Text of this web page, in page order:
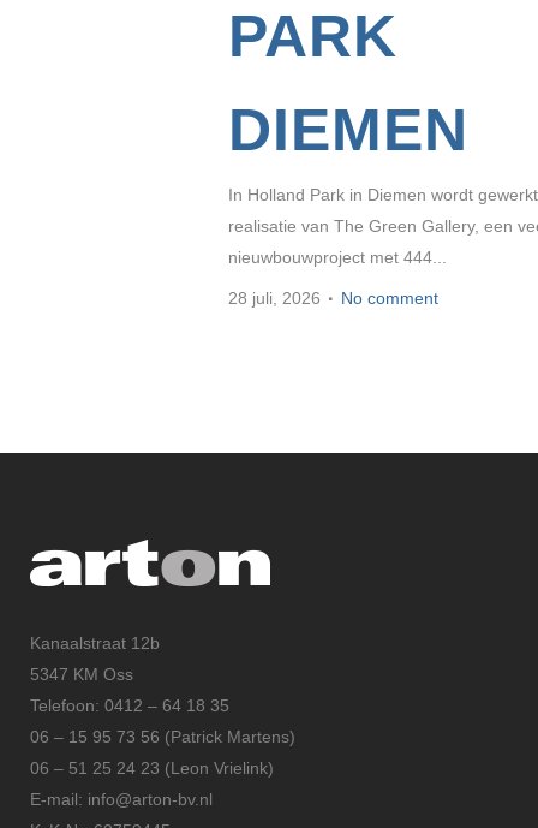
PARK
DIEMEN
In Holland Park in Diemen wordt
realisatie van The Green Gallery, een
nieuwbouwproject met 444...
28 juli, 2026 No comment
Kanaalstraat 12b
5347 KM Oss
Telefoon: 0412 – 64 18 35
06 – 15 95 73 56 (Patrick Martens)
06 – 51 25 24 23 (Leon Vrielink)
E-mail: info@arton-bv.nl